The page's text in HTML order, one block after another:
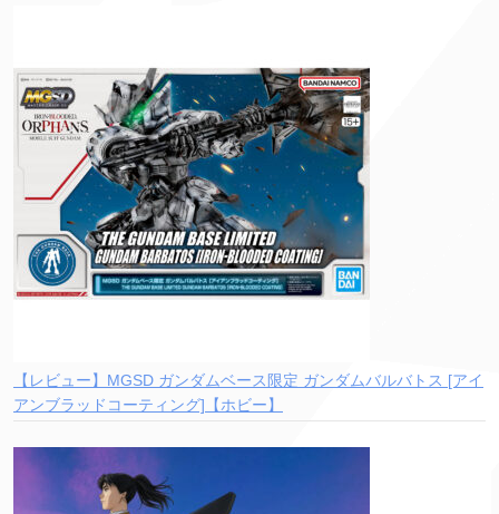
【レビュー】MGSD ガンダムベース限定 ガンダムバルバトス [アイ
アンブラッドコーティング]【ホビー】